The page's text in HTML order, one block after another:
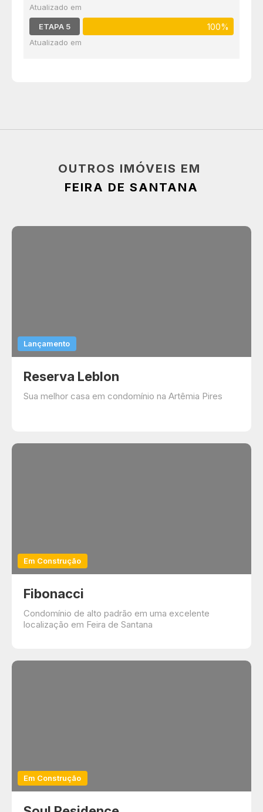
ETAPA 5 100%
OUTROS IMÓVEIS EM
FEIRA DE SANTANA
Lançamento
Reserva Leblon
Sua melhor casa em condomínio na Artêmia Pires
Em Construção
Fibonacci
Condomínio de alto padrão em uma excelente
localização em Feira de Santana
Em Construção